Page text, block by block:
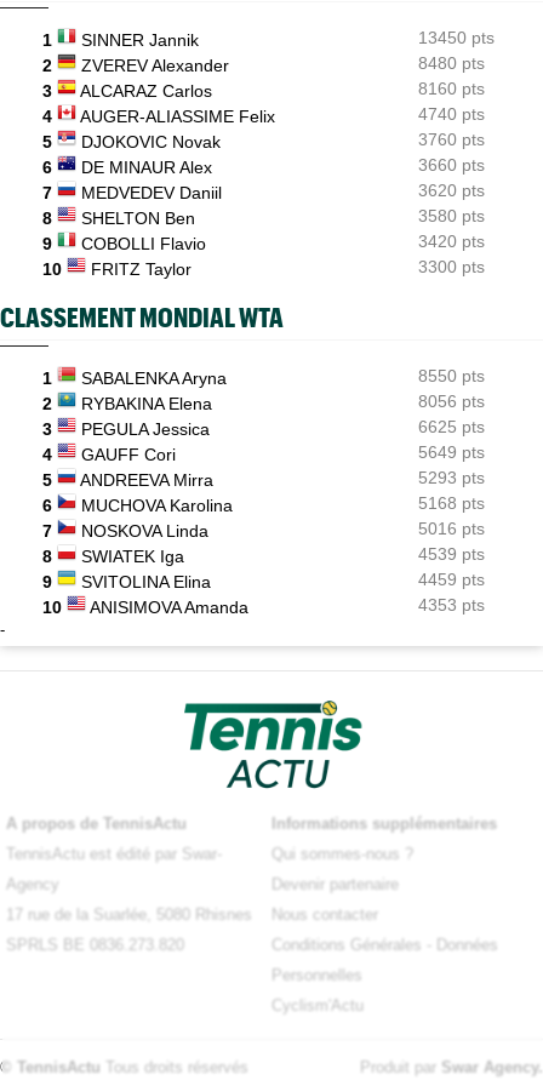
Luca Van Assche : "Je peux être performant tout au long de
l’année"
1 SINNER Jannik
13450 pts
2
ZVEREV Alexander
8480 pts
3
ALCARAZ Carlos
8160 pts
4
AUGER-ALIASSIME Felix
4740 pts
5
DJOKOVIC Novak
3760 pts
6
DE MINAUR Alex
3660 pts
7
MEDVEDEV Daniil
3620 pts
8
SHELTON Ben
3580 pts
9
COBOLLI Flavio
3420 pts
10
FRITZ Taylor 3300 pts
CLASSEMENT MONDIAL WTA
1 SABALENKA Aryna
8550 pts
2
RYBAKINA Elena
8056 pts
3
PEGULA Jessica
6625 pts
4
GAUFF Cori
5649 pts
5
ANDREEVA Mirra
5293 pts
6
MUCHOVA Karolina
5168 pts
7
NOSKOVA Linda
5016 pts
8
SWIATEK Iga
4539 pts
9
SVITOLINA Elina
4459 pts
10
ANISIMOVA Amanda 4353 pts
-
A propos de TennisActu
TennisActu est édité par Swar-
Agency
17 rue de la Suarlée, 5080 Rhisnes
SPRLS BE 0836.273.820
Informations supplémentaires
Qui sommes-nous ?
Devenir partenaire
Nous contacter
Conditions Générales
Données
Personnelles
Cyclism'Actu
© TennisActu Tous droits réservés Produit par Swar Agency.